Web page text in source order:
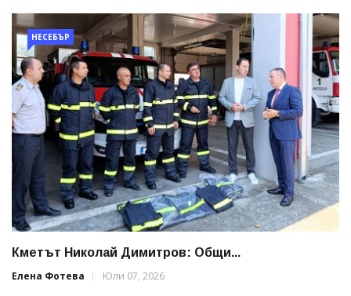
НЕСЕБЪР
Кметът Николай Димитров: Общи...
Елена Фотева
Юли 07, 2026